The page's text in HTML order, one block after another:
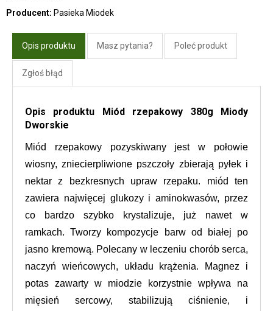
Producent: Pasieka Miodek
Opis produktu Masz pytania? Poleć produkt
Zgłoś błąd
Opis produktu Miód rzepakowy 380g Miody
Dworskie
Miód rzepakowy pozyskiwany jest w połowie
wiosny, zniecierpliwione pszczoły zbierają pyłek i
nektar z bezkresnych upraw rzepaku. miód ten
zawiera najwięcej glukozy i aminokwasów, przez
co bardzo szybko krystalizuje, już nawet w
ramkach. Tworzy kompozycje barw od białej po
jasno kremową. Polecany w leczeniu chorób serca,
naczyń wieńcowych, układu krążenia. Magnez i
potas zawarty w miodzie korzystnie wpływa na
mięsień sercowy, stabilizują ciśnienie, i